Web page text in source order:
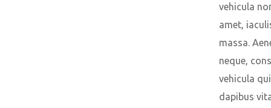
vehicula
amet,
massa.
neque,
vehicula
dapibus